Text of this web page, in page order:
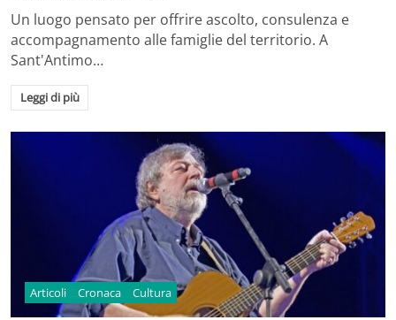
Un luogo pensato per offrire ascolto, consulenza e
accompagnamento alle famiglie del territorio. A
Sant'Antimo…
Leggi di più
Articoli Cronaca Cultura